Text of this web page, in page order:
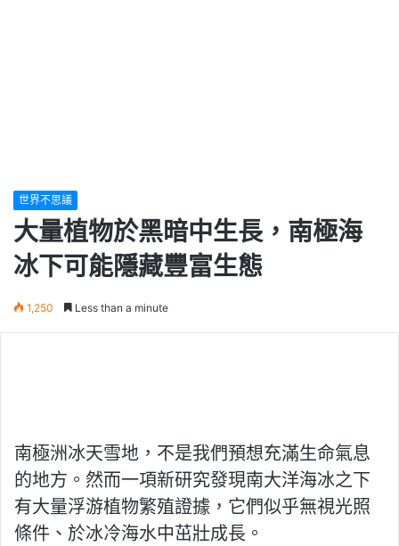
世界不思議
大量植物於黑暗中生長，南極海
冰下可能隱藏豐富生態
1,250 Less than a minute
南極洲冰天雪地，不是我們預想充滿生命氣息
的地方。然而一項新研究發現南大洋海冰之下
有大量浮游植物繁殖證據，它們似乎無視光照
條件、於冰冷海水中茁壯成長。